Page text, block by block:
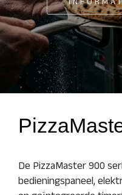
De PizzaMaster 900
bedieningspaneel,